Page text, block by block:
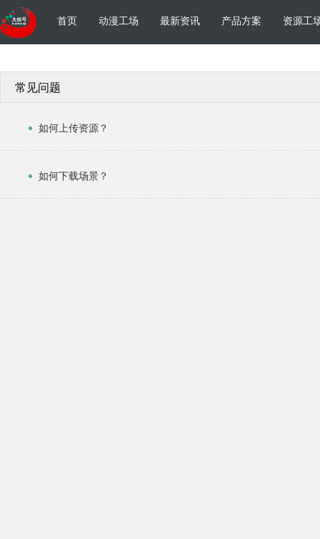
首页 动漫工场 最新资讯 产品方案 资源工
常见问题
如何上传资源？
如何下载场景？